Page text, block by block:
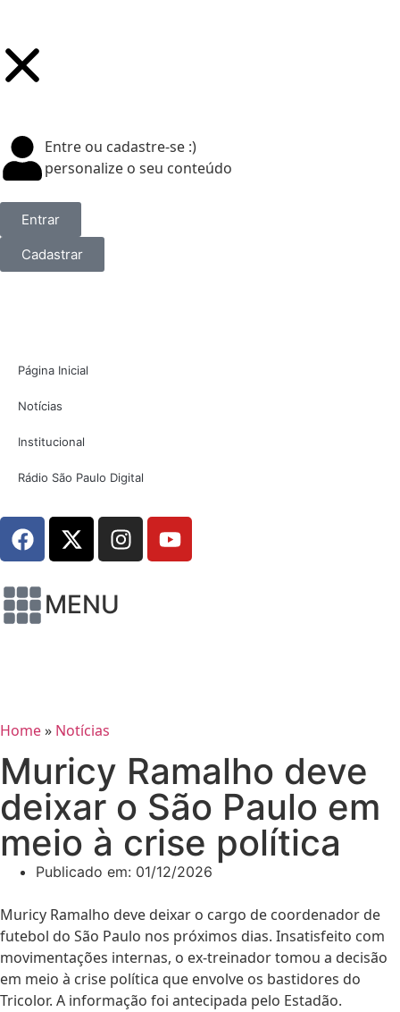
Entre ou cadastre-se :)
personalize o seu conteúdo
Entrar
Cadastrar
Página Inicial
Notícias
Institucional
Rádio São Paulo Digital
MENU
Home» Notícias
Muricy Ramalho deve
deixar o São Paulo em
meio à crise política
Publicado em: 01/12/2026
Muricy Ramalho deve deixar o cargo de coordenador de
futebol do São Paulo nos próximos dias. Insatisfeito com
movimentações internas, o ex-treinador tomou a decisão
em meio à crise política que envolve os bastidores do
Tricolor. A informação foi antecipada pelo Estadão.